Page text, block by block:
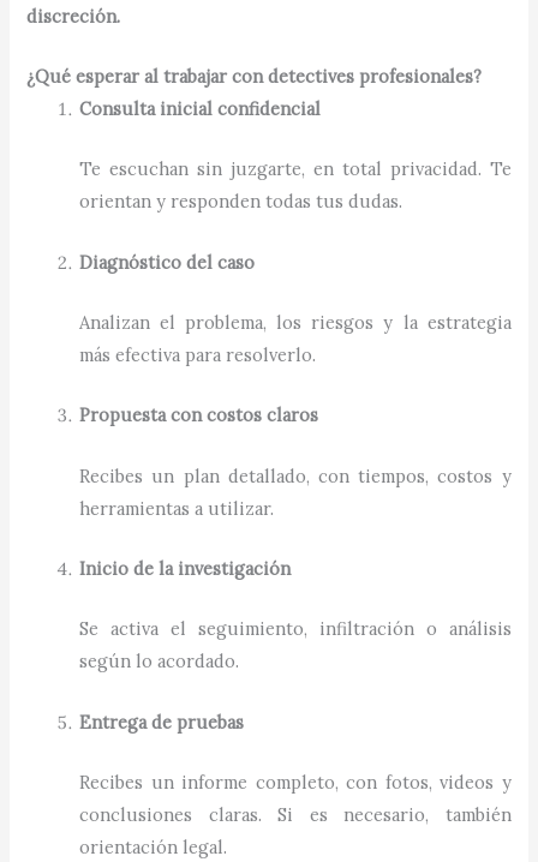
discreción.
¿Qué esperar al trabajar con detectives profesionales?
Consulta inicial confidencial
Te escuchan sin juzgarte, en total privacidad. Te
orientan y responden todas tus dudas.
Diagnóstico del caso
Analizan el problema, los riesgos y la estrategia
más efectiva para resolverlo.
Propuesta con costos claros
Recibes un plan detallado, con tiempos, costos y
herramientas a utilizar.
Inicio de la investigación
Se activa el seguimiento, infiltración o análisis
según lo acordado.
Entrega de pruebas
Recibes un informe completo, con fotos, videos y
conclusiones claras. Si es necesario, también
orientación legal.